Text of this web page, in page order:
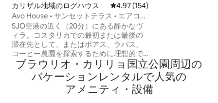
カリザル地域のログハウス レビュー154件、5つ星中4.97つ
4.97 (154)
Avo House • サンセットテラス • エアコン
• SJO近く
SJO空港の近く（20分）にある静かなヴ
ィラ。コスタリカでの最初または最後の
滞在先として、またはポアス、ラパス、
コーヒー農園を探索するために理想的で
す。 Avo Houseには、エアコン、高速
Wi-Fi、キッチン、果樹、コーヒーの木、
鳥、山の空気を楽しめるプライベートの
サンセットテラスがあります。 快適さ、
ブラウリオ・カリリョ国立公園⁠周⁠辺⁠の
バ⁠ケ⁠ー⁠シ⁠ョ⁠ン⁠レ⁠ン⁠タ⁠ル⁠で人⁠気⁠の
ア⁠メ⁠ニ⁠テ⁠ィ⁠・⁠設⁠備